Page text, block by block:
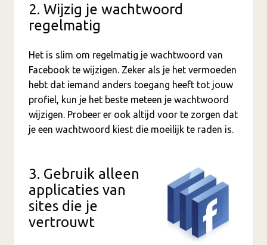
2. Wijzig je wachtwoord
regelmatig
Het is slim om regelmatig je wachtwoord van
Facebook te wijzigen. Zeker als je het vermoeden
hebt dat iemand anders toegang heeft tot jouw
profiel, kun je het beste meteen je wachtwoord
wijzigen. Probeer er ook altijd voor te zorgen dat
je een wachtwoord kiest die moeilijk te raden is.
3. Gebruik alleen
applicaties van
sites die je
vertrouwt